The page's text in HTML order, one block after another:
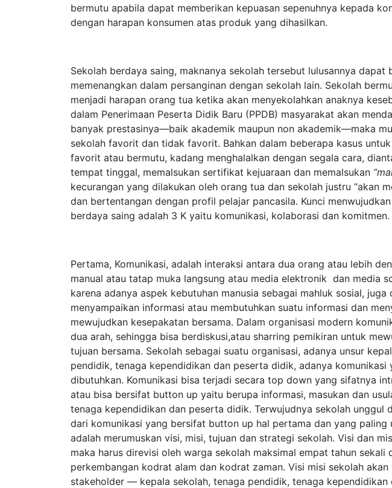
bermutu apabila dapat memberikan kepuasan sepenuhnya kepada
dengan harapan konsumen atas produk yang dihasilkan.
Sekolah berdaya saing, maknanya sekolah tersebut lulusannya dapat
memenangkan dalam persanginan dengan sekolah lain. Sekolah
menjadi harapan orang tua ketika akan menyekolahkan anaknya
dalam Penerimaan Peserta Didik Baru (PPDB) masyarakat akan
banyak prestasinya—baik akademik maupun non akademik—maka
sekolah favorit dan tidak favorit. Bahkan dalam beberapa kasus
favorit atau bermutu, kadang menghalalkan dengan segala cara,
tempat tinggal, memalsukan sertifikat kejuaraan dan memalsukan
kecurangan yang dilakukan oleh orang tua dan sekolah justru “akan
dan bertentangan dengan profil pelajar pancasila. Kunci
berdaya saing adalah 3 K yaitu komunikasi, kolaborasi dan komitmen.
Pertama, Komunikasi, adalah interaksi antara dua orang atau lebih
manual atau tatap muka langsung atau media elektronik dan media
karena adanya aspek kebutuhan manusia sebagai mahluk sosial, juga
menyampaikan informasi atau membutuhkan suatu informasi dan
mewujudkan kesepakatan bersama. Dalam organisasi modern
dua arah, sehingga bisa berdiskusi,atau sharring pemikiran untuk
tujuan bersama. Sekolah sebagai suatu organisasi, adanya unsur
pendidik, tenaga kependidikan dan peserta didik, adanya komunikasi
dibutuhkan. Komunikasi bisa terjadi secara top down yang sifatnya
atau bisa bersifat button up yaitu berupa informasi, masukan dan
tenaga kependidikan dan peserta didik. Terwujudnya sekolah unggul
dari komunikasi yang bersifat button up hal pertama dan yang paling
adalah merumuskan visi, misi, tujuan dan strategi sekolah. Visi dan
maka harus direvisi oleh warga sekolah maksimal empat tahun sekali
perkembangan kodrat alam dan kodrat zaman. Visi misi sekolah
stakeholder — kepala sekolah, tenaga pendidik, tenaga